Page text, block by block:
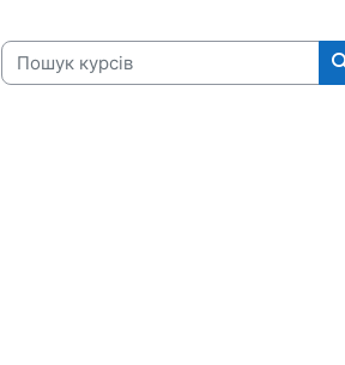
Пошук курсів